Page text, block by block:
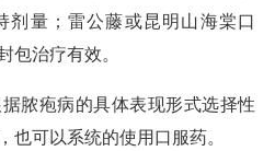
剂量；雷公藤或昆明山海棠口
包治疗有效。
脓疱病的具体表现形式选择性
也可以系统的使用口服药。